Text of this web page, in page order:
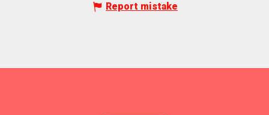
Report mistake